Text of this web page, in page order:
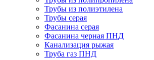
Трубы из полиэтилена
Трубы серая
Фасанина серая
Фасанина черная ПНД
Канализация рыжая
Труба газ ПНД